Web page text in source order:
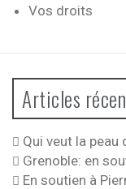
Vos droits
Articles
Qui veut la peau
Grenoble: en
En soutien à